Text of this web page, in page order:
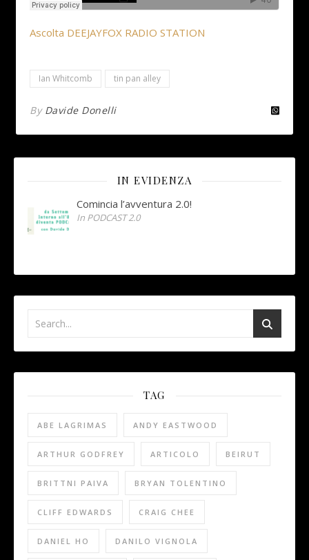
Ascolta DEEJAYFOX RADIO STATION
Ian Whitcomb tin pan alley
By Davide Donelli
IN EVIDENZA
Comincia l’avventura 2.0!
In PODCAST 2.0
TAG
ABE LAGRIMAS ANDY EASTWOOD
ARTHUR GODFREY ARTICOLO BEIRUT
BRITTNI PAIVA BRYAN TOLENTINO
CLIFF EDWARDS CRAIG CHEE
DANIEL HO DANILO VIGNOLA